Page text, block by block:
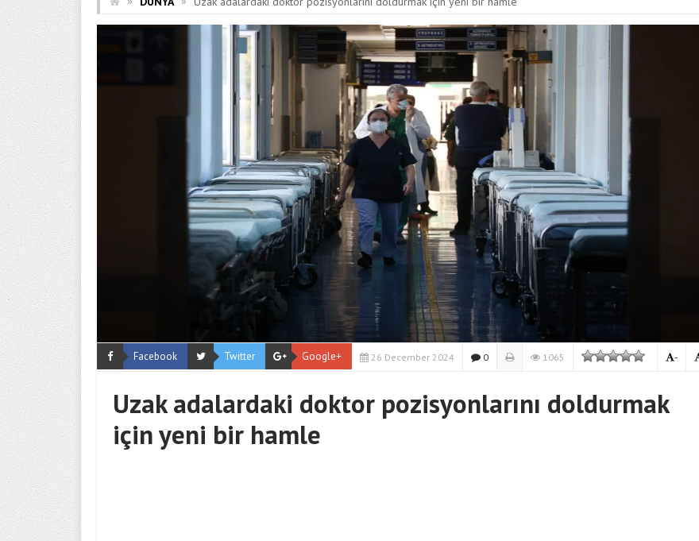
Facebook Twitter Google+ 26 December 2024 0 1065 -
Uzak adalardaki doktor pozisyonlarını doldurmak
için yeni bir hamle